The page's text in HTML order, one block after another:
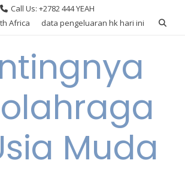
Call Us: +2782 444 YEAH
Africa
data pengeluaran hk hari ini
Muda